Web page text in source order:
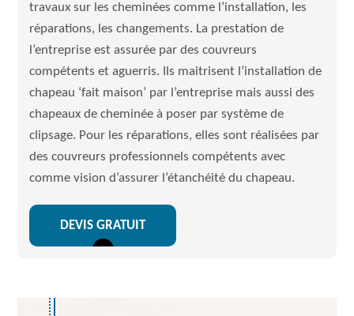
travaux sur les cheminées comme l’installation, les
réparations, les changements. La prestation de
l’entreprise est assurée par des couvreurs
compétents et aguerris. Ils maitrisent l’installation de
chapeau ‘fait maison’ par l’entreprise mais aussi des
chapeaux de cheminée à poser par système de
clipsage. Pour les réparations, elles sont réalisées par
des couvreurs professionnels compétents avec
comme vision d’assurer l’étanchéité du chapeau.
DEVIS GRATUIT